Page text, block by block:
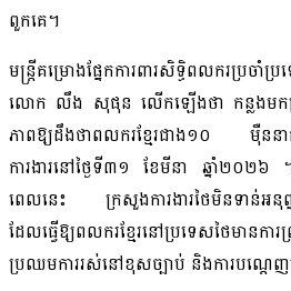
ពួកគេ។
មន្ត្រីគម្រោងផ្នែកការពារសិទ្ធិពលករប្រចាំ
លោក លឹង សុផុន លើកឡើងថា កន្លងមកក្រសួ
ភាពឱ្យដឹងថាពលករខ្មែរជាង១០ ម៉ឺន
ការងារនៅថ្ងៃទី៣១ ខែមីនា ឆ្នាំ២០
ពេលនេះ ក្រសួងការងារថៃមិនទាន់អនុ
ដែលធ្វើឱ្យពលករខ្មែរនៅប្រទេសថៃមានការ
ប្រឈមការរស់នៅខុសច្បាប់ និងការបណ្ដេ